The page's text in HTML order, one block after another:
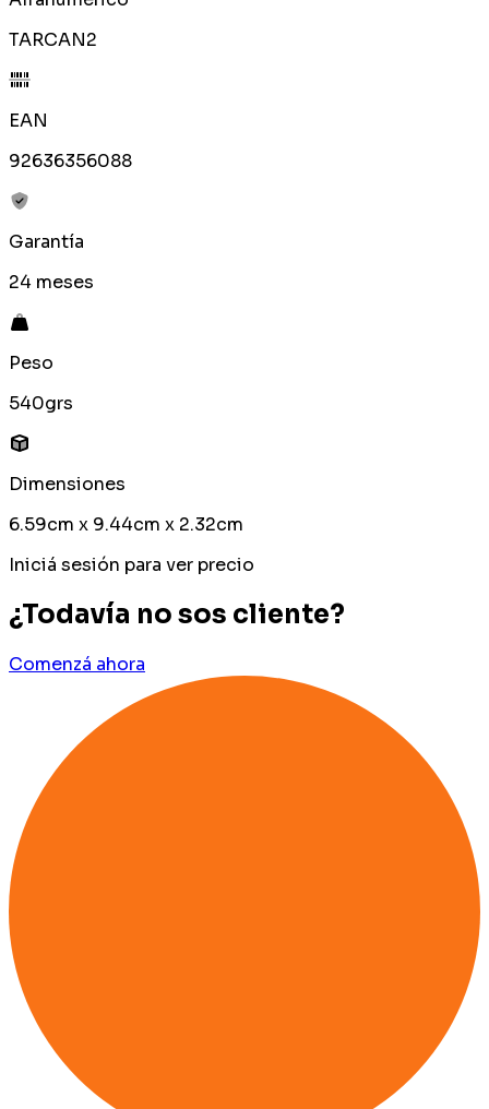
TARCAN2
EAN
92636356088
Garantía
24 meses
Peso
540grs
Dimensiones
6.59cm x 9.44cm x 2.32cm
Iniciá sesión para ver precio
¿Todavía no sos cliente?
Comenzá ahora